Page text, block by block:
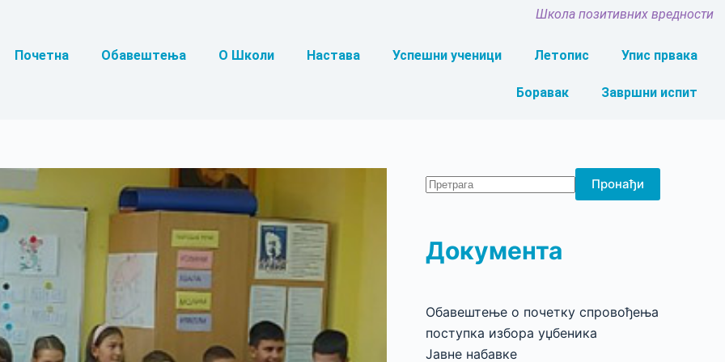
Школа позитивних вредности
Почетна Обавештења О Школи Настава Успешни ученици Летопис Упис првака
Боравак Завршни испит
Пронађи
Документа
Обавештење о почетку спровођења
поступка избора уџбеника
Јавне набавке